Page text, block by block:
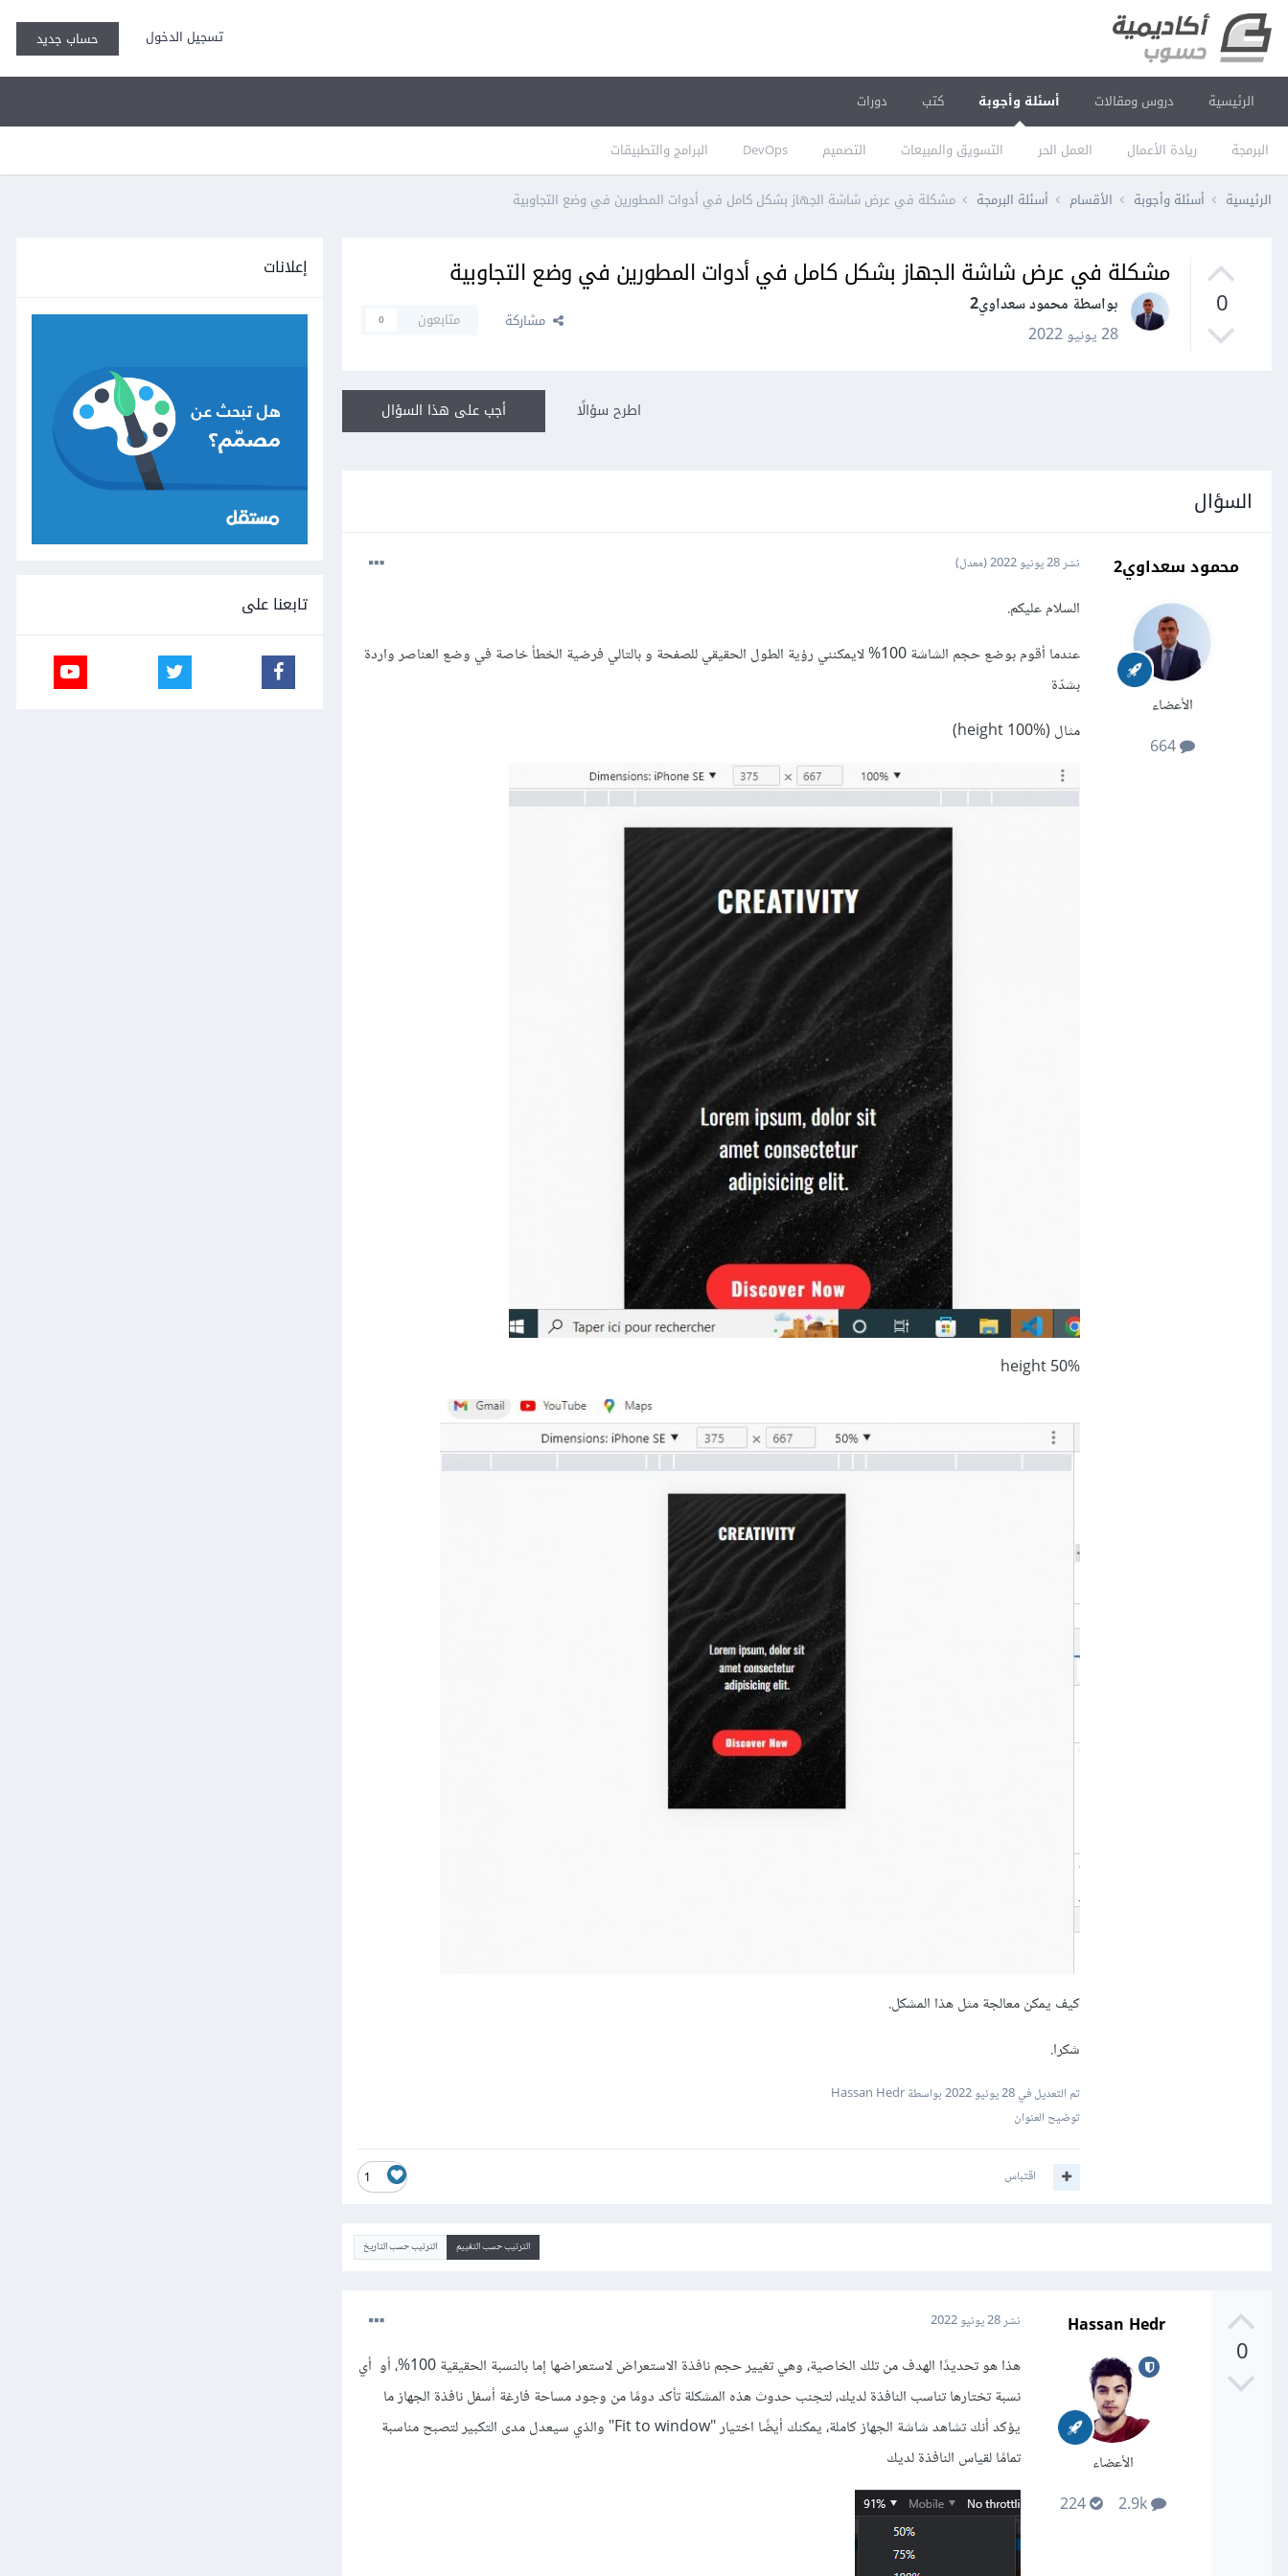
تسجيل الدخول حساب جديد
الرئيسية دروس ومقالات أسئلة وأجوبة
البرمجة ريادة الأعمال العمل الحر التسويق والمبيعات التصميم DevOps البرامج والتطبيقات
كتب دورات
الرئيسية أسئلة وأجوبة الأقسام أسئلة البرمجة مشكلة في عرض شاشة الجهاز بشكل كامل في أدوات المطورين في وضع التجاوبية
0
مشكلة في عرض شاشة الجهاز بشكل كامل في أدوات المطورين في وضع التجاوبية
بواسطة محمود سعداوي2
28 يونيو 2022
مشاركة متابعون 0
أجب على هذا السؤال اطرح سؤالًا
السؤال
محمود سعداوي2
الأعضاء
664
نشر28 يونيو 2022 (معدل)
السلام عليكم.
عندما أقوم بوضع حجم الشاشة 100% لايمكنني رؤية الطول الحقيقي للصفحة و بالتالي فرضية الخطأ خاصة في وضع العناصر واردة
بشدّة
مثال (height 100%)
height 50%
كيف يمكن معالجة مثل هذا المشكل.
شكرا.
تم التعديل في28 يونيو 2022
بواسطة Hassan Hedr
توضيح العنوان
1 اقتباس
الترتيب حسب التقييم الترتيب حسب التاريخ
0
Hassan Hedr
الأعضاء
2.9k
224
نشر28 يونيو 2022
هذا هو تحديدًا الهدف من تلك الخاصية، وهي تغيير حجم نافذة الاستعراض لاستعراضها إما بالنسبة الحقيقية 100%، أو أي
نسبة تختارها تناسب النافذة لديك، لتجنب حدوث هذه المشكلة تأكد دومًا من وجود مساحة فارغة أسفل نافذة الجهاز ما
يؤكد أنك تشاهد شاشة الجهاز كاملة، يمكنك أيضًا اختيار "Fit to window" والذي سيعدل مدى التكبير لتصبح مناسبة
تمامًا لقياس النافذة لديك
إعلانات
تابعنا على